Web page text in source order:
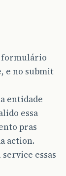
formulário
e no submit
entidade
essa
pras
action.
essas